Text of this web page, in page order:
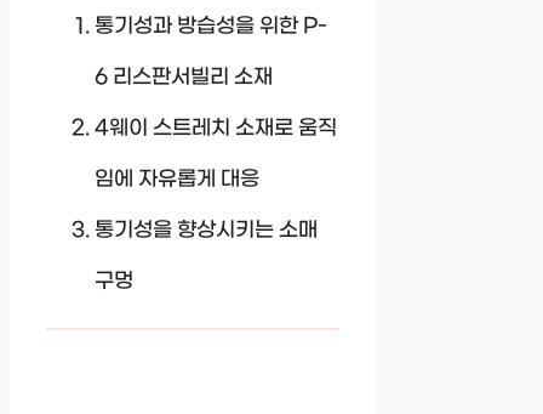
통기성과 방습성을 위한 P-
6 리스판서빌리 소재
4웨이 스트레치 소재로 움직
임에 자유롭게 대응
통기성을 향상시키는 소매
구멍